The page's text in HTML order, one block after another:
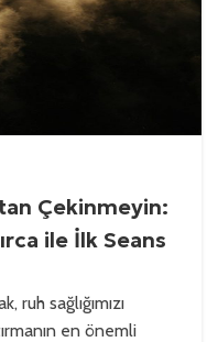
Çekinmeyin:
ile İlk Seans
sağlığımızı
en önemli